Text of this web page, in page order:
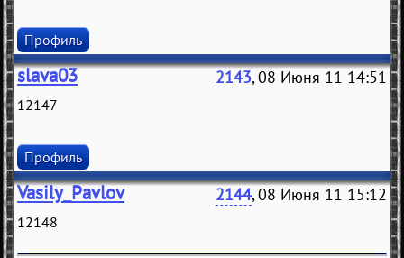
Профиль
slava03 2143, 08 Июня 11 14:51
12147
Профиль
Vasily_Pavlov 2144, 08 Июня 11 15:12
12148